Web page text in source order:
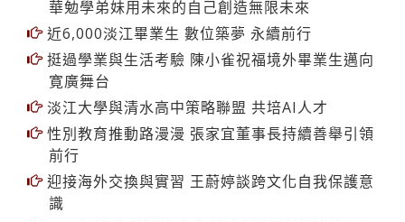
華勉學弟妹用未來的自己創造無限未來
近6,000淡江畢業生 數位築夢 永續前行
挺過學業與生活考驗 陳小雀祝福境外畢業生邁向
寛廣舞台
淡江大學與清水高中策略聯盟 共培AI人才
性別教育推動路漫漫 張家宜董事長持續善舉引領
前行
迎接海外交換與實習 王蔚婷談跨文化自我保護意
識